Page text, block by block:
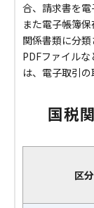
合、請求書を電
また電子帳簿
関係書類に分
PDFファイル
は、電子取引の
国税
区分